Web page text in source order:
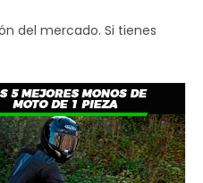
del mercado. Si tienes